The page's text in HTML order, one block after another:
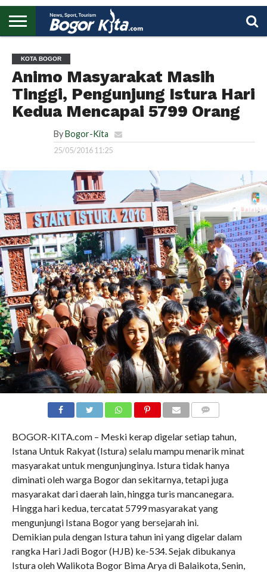
UTAMA
KOTA BOGOR
Animo Masyarakat Masih
Tinggi, Pengunjung Istura Hari
Kedua Mencapai 5799 Orang
By Bogor-Kita
25/05/2016 11:25
BOGOR-KITA.com – Meski kerap digelar setiap tahun,
Istana Untuk Rakyat (Istura) selalu mampu menarik minat
masyarakat untuk mengunjunginya. Istura tidak hanya
diminati oleh warga Bogor dan sekitarnya, tetapi juga
masyarakat dari daerah lain, hingga turis mancanegara.
Hingga hari kedua, tercatat 5799 masyarakat yang
mengunjungi Istana Bogor yang bersejarah ini.
Demikian pula dengan Istura tahun ini yang digelar dalam
rangka Hari Jadi Bogor (HJB) ke-534. Sejak dibukanya
Istura oleh Walikota Bogor Bima Arya di Balaikota, Senin,